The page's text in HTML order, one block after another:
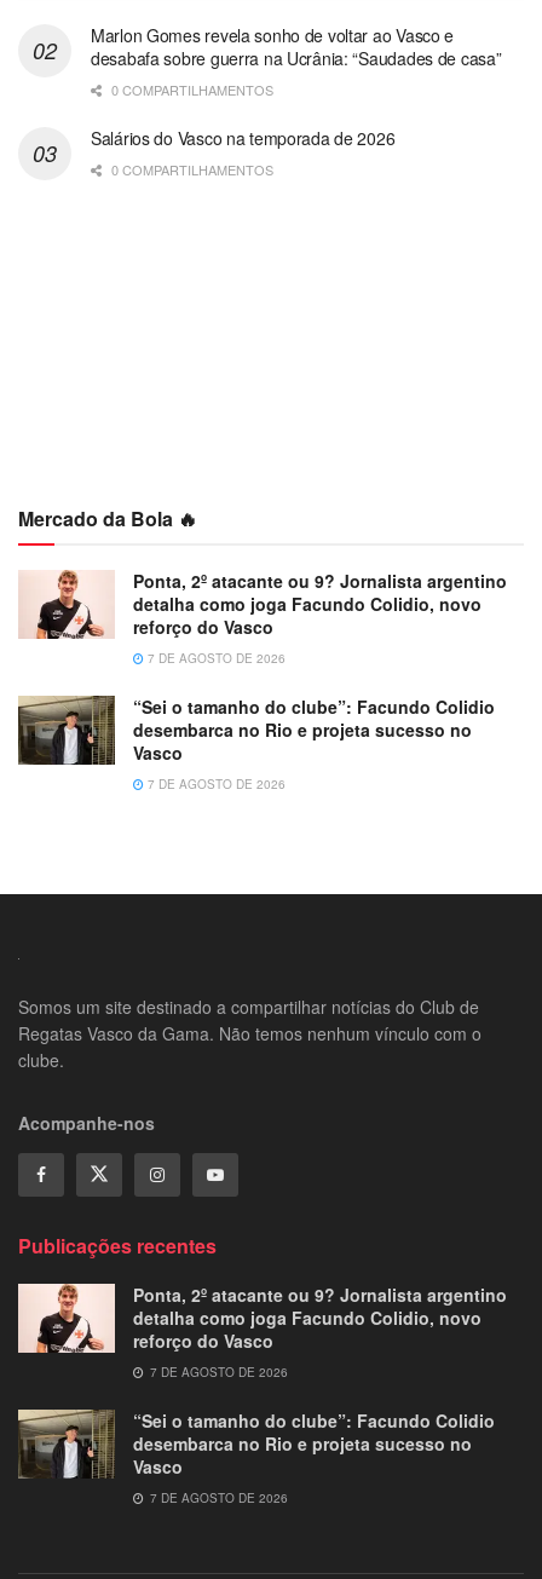
Marlon Gomes revela sonho de voltar ao Vasco e
desabafa sobre guerra na Ucrânia: “Saudades de casa”
0 COMPARTILHAMENTOS
Salários do Vasco na temporada de 2026
0 COMPARTILHAMENTOS
Mercado da Bola 🔥
Ponta, 2º atacante ou 9? Jornalista argentino
detalha como joga Facundo Colidio, novo
reforço do Vasco
7 DE AGOSTO DE 2026
“Sei o tamanho do clube”: Facundo Colidio
desembarca no Rio e projeta sucesso no
Vasco
7 DE AGOSTO DE 2026
Somos um site destinado a compartilhar notícias do Club de
Regatas Vasco da Gama. Não temos nenhum vínculo com o
clube.
Acompanhe-nos
Publicações recentes
Ponta, 2º atacante ou 9? Jornalista argentino
detalha como joga Facundo Colidio, novo
reforço do Vasco
7 DE AGOSTO DE 2026
“Sei o tamanho do clube”: Facundo Colidio
desembarca no Rio e projeta sucesso no
Vasco
7 DE AGOSTO DE 2026